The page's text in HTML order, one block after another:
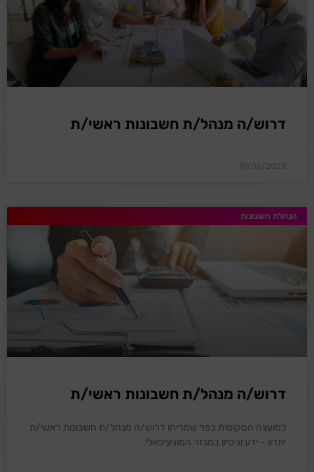
דרוש/ה מנהל/ת חשבונות ראשי/ת
19/06/2023
הנהלת חשבונות
דרוש/ה מנהל/ת חשבונות ראשי/ת
למועצה המקומית כפר שמריהו דרוש/ה מנהל/ת חשבונות ראשי/ת
יתרון – ידע וניסיון במגזר המוניציפאלי